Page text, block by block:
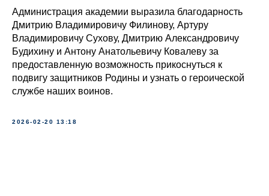
Администрация академии выразила благодарность
Дмитрию Владимировичу Филинову, Артуру
Владимировичу Сухову, Дмитрию Александровичу
Будихину и Антону Анатольевичу Ковалеву за
предоставленную возможность прикоснуться к
подвигу защитников Родины и узнать о героической
службе наших воинов.
2026-02-20 13:18